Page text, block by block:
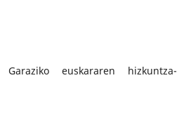
euskararen hizkuntza-